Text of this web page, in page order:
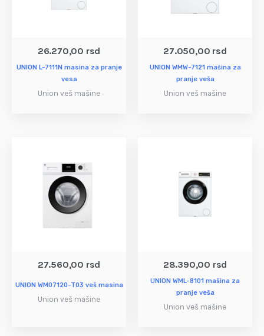
26.270,00 rsd
UNION L-7111N masina za pranje
vesa
Union veš mašine
27.050,00 rsd
UNION WMW-7121 mašina za
pranje veša
Union veš mašine
27.560,00 rsd
UNION WM07120-T03 veš masina
Union veš mašine
28.390,00 rsd
UNION WML-8101 mašina za
pranje veša
Union veš mašine